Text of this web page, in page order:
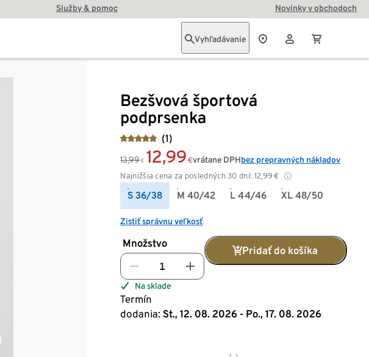
Služby & pomoc Novinky v obchodoch
Vyhľadávanie
Bezšvová športová
podprsenka
(1)
13,99 € 12,99 €
Najnižšia cena za posledných 30 dní: 12,99€
vrátane DPHbez prepravných nákladov
S 36/38 M 40/42 L 44/46 XL 48/50
Zistiť správnu veľkosť
Množstvo
Pridať do košíka
Na sklade
Termín
dodania: St., 12. 08. 2026 - Po., 17. 08. 2026